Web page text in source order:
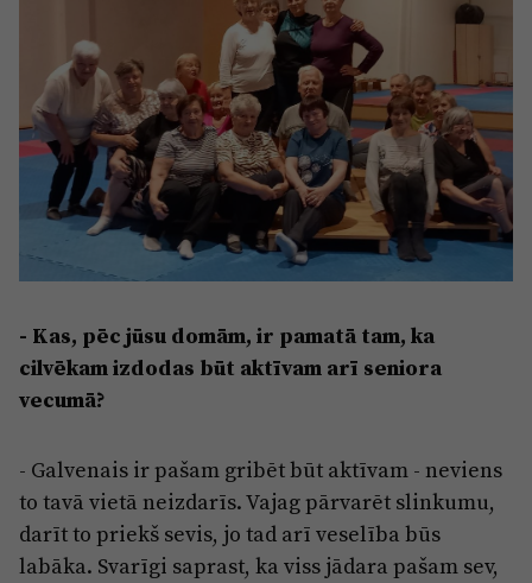
- Kas, pēc jūsu domām, ir pamatā tam, ka
cilvēkam izdodas būt aktīvam arī seniora
vecumā?
- Galvenais ir pašam gribēt būt aktīvam - neviens
to tavā vietā neizdarīs. Vajag pārvarēt slinkumu,
darīt to priekš sevis, jo tad arī veselība būs
labāka. Svarīgi saprast, ka viss jādara pašam sev,